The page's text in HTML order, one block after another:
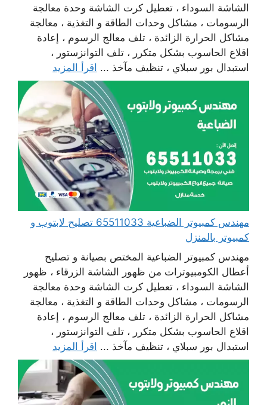
الشاشة السوداء ، تعطيل كرت الشاشة وحدة معالجة
الرسومات ، مشاكل وحدات الطاقة و التغذية ، معالجة
مشاكل الحرارة الزائدة ، تلف معالج الرسوم ، إعادة
اقلاع الحاسوب بشكل متكرر ، تلف التوانزستور ،
استبدال بور سبلاي ، تنظيف مآخذ ... اقرأ المزيد
مهندس كمبيوتر الضباعية 65511033 تصليح لابتوب و
كمبيوتر بالمنزل
مهندس كمبيوتر الضباعية المختص بصيانة و تصليح
أعطال الكومبيوترات من ظهور الشاشة الزرقاء ، ظهور
الشاشة السوداء ، تعطيل كرت الشاشة وحدة معالجة
الرسومات ، مشاكل وحدات الطاقة و التغذية ، معالجة
مشاكل الحرارة الزائدة ، تلف معالج الرسوم ، إعادة
اقلاع الحاسوب بشكل متكرر ، تلف التوانزستور ،
استبدال بور سبلاي ، تنظيف مآخذ ... اقرأ المزيد